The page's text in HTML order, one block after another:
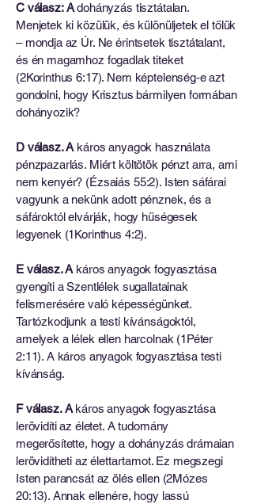
C válasz:Adohányzás tisztátalan.
Menjetek ki közülük, és különüljetek el tőlük
– mondja az Úr. Ne érintsetek tisztátalant,
és én magamhoz fogadlak titeket
(2Korinthus 6:17). Nem képtelenség-e azt
gondolni, hogy Krisztus bármilyen formában
dohányozik?
D válasz. A káros anyagok használata
pénzpazarlás. Miért költötök pénzt arra, ami
nem kenyér? (Ézsaiás 55:2). Isten sáfárai
vagyunk a nekünk adott pénznek, és a
sáfároktól elvárják, hogy hűségesek
legyenek (1Korinthus 4:2).
E válasz. A káros anyagok fogyasztása
gyengíti a Szentlélek sugallatainak
felismerésére való képességünket.
Tartózkodjunk a testi kívánságoktól,
amelyek a lélek ellen harcolnak (1Péter
2:11). A káros anyagok fogyasztása testi
kívánság.
F válasz. A káros anyagok fogyasztása
lerövidíti az életet. A tudomány
megerősítette, hogy a dohányzás drámaian
lerövidítheti az élettartamot. Ez megszegi
Isten parancsát az ölés ellen (2Mózes
20:13). Annak ellenére, hogy lassú